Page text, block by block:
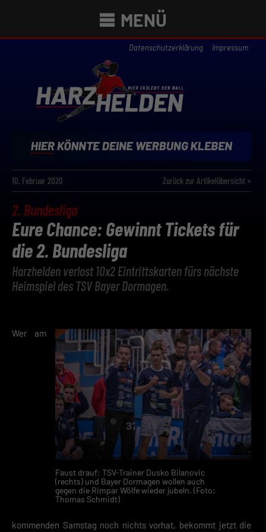
MENÜ
Datenschutzerklärung Impressum
10. Februar 2020 Zurück zur Artikelübersicht »
2. Bundesliga
Eure Chance: Gewinnt Tickets für
die 2. Bundesliga
Harzhelden verlost 10x2 Eintrittskarten fürs nächste
Heimspiel des TSV Bayer Dormagen.
Faust drauf: TSV-Trainer Dusko Bilanovic
(rechts) und Bayer Dormagen wollen auch
gegen die Rimpar Wölfe wieder jubeln. (Foto:
Thomas Schmidt)
Wer am
kommenden Samstag noch nichts vorhat, bekommt jetzt die